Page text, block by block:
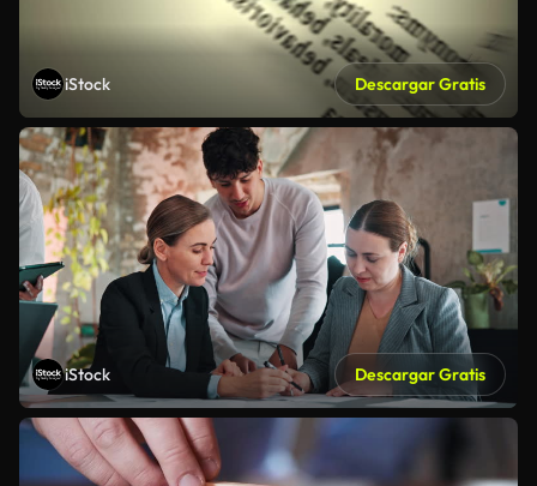
iStock Descargar Gratis
iStock Descargar Gratis